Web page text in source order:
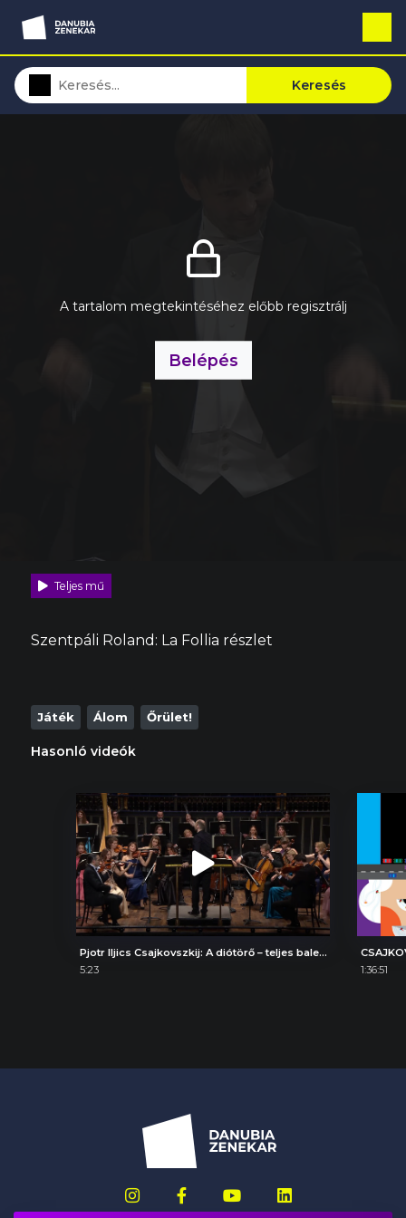
Keresés
A tartalom megtekintéséhez előbb regisztrálj
Belépés
Teljes mű
Szentpáli Roland: La Follia részlet
Játék Álom Őrület!
Hasonló videók
Pjotr Iljics Csajkovszkij: A diótörő – teljes balettzene, Búcsúkeringő
5:23
1:36:51